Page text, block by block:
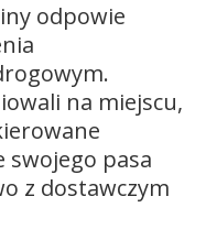
odpowie
na miejscu,
swojego pasa
z dostawczym